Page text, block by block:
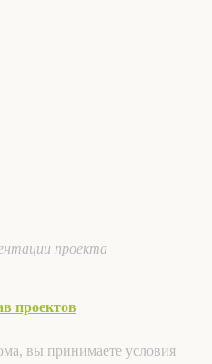
проекта
проектов
вы принимаете условия